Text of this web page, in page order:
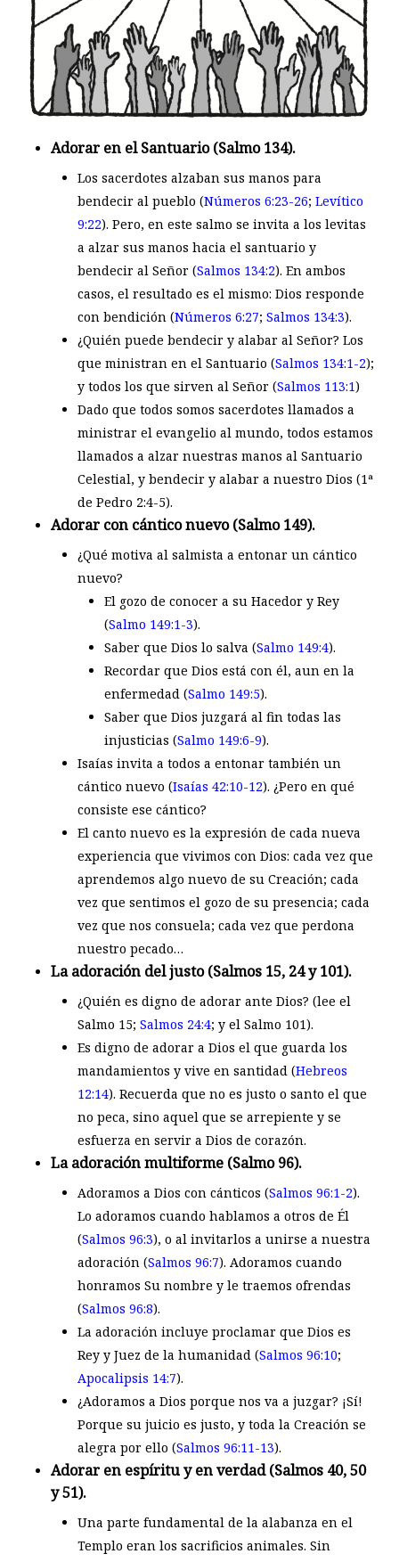
Adorar en el Santuario (Salmo 134).
Los sacerdotes alzaban sus manos para
bendecir al pueblo (Números 6:23-26; Levítico
9:22). Pero, en este salmo se invita a los levitas
a alzar sus manos hacia el santuario y
bendecir al Señor (Salmos 134:2). En ambos
casos, el resultado es el mismo: Dios responde
con bendición (Números 6:27; Salmos 134:3).
¿Quién puede bendecir y alabar al Señor? Los
que ministran en el Santuario (Salmos 134:1-2);
y todos los que sirven al Señor (Salmos 113:1)
Dado que todos somos sacerdotes llamados a
ministrar el evangelio al mundo, todos estamos
llamados a alzar nuestras manos al Santuario
Celestial, y bendecir y alabar a nuestro Dios (1ª
de Pedro 2:4-5).
Adorar con cántico nuevo (Salmo 149).
¿Qué motiva al salmista a entonar un cántico
nuevo?
El gozo de conocer a su Hacedor y Rey
(Salmo 149:1-3).
Saber que Dios lo salva (Salmo 149:4).
Recordar que Dios está con él, aun en la
enfermedad (Salmo 149:5).
Saber que Dios juzgará al fin todas las
injusticias (Salmo 149:6-9).
Isaías invita a todos a entonar también un
cántico nuevo (Isaías 42:10-12). ¿Pero en qué
consiste ese cántico?
El canto nuevo es la expresión de cada nueva
experiencia que vivimos con Dios: cada vez que
aprendemos algo nuevo de su Creación; cada
vez que sentimos el gozo de su presencia; cada
vez que nos consuela; cada vez que perdona
nuestro pecado…
La adoración del justo (Salmos 15, 24 y 101).
¿Quién es digno de adorar ante Dios? (lee el
Salmo 15; Salmos 24:4; y el Salmo 101).
Es digno de adorar a Dios el que guarda los
mandamientos y vive en santidad (Hebreos
12:14). Recuerda que no es justo o santo el que
no peca, sino aquel que se arrepiente y se
esfuerza en servir a Dios de corazón.
La adoración multiforme (Salmo 96).
Adoramos a Dios con cánticos (Salmos 96:1-2).
Lo adoramos cuando hablamos a otros de Él
(Salmos 96:3), o al invitarlos a unirse a nuestra
adoración (Salmos 96:7). Adoramos cuando
honramos Su nombre y le traemos ofrendas
(Salmos 96:8).
La adoración incluye proclamar que Dios es
Rey y Juez de la humanidad (Salmos 96:10;
Apocalipsis 14:7).
¿Adoramos a Dios porque nos va a juzgar? ¡Sí!
Porque su juicio es justo, y toda la Creación se
alegra por ello (Salmos 96:11-13).
Adorar en espíritu y en verdad (Salmos 40, 50
y 51).
Una parte fundamental de la alabanza en el
Templo eran los sacrificios animales. Sin